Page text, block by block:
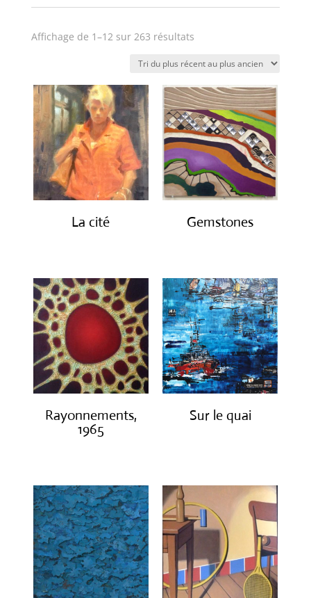
Affichage de 1–12 sur 263 résultatsTrié
plus
récent
au
plus
ancien
La cité Gemstones
Rayonnements,
1965
Sur le quai